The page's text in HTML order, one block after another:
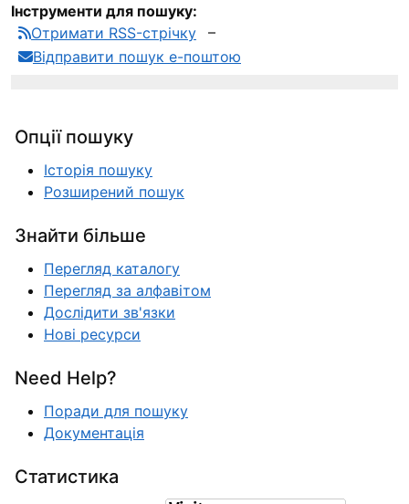
Інструменти для пошуку:
Отримати RSS-стрічку
Відправити пошук е-поштою
Опції пошуку
Історія пошуку
Розширений пошук
Знайти більше
Перегляд каталогу
Перегляд за алфавітом
Дослідити зв'язки
Нові ресурси
Need Help?
Поради для пошуку
Документація
Статистика